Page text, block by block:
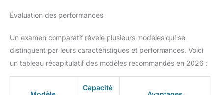
Évaluation des performances
Un examen comparatif révèle plusieurs modèles qui se
distinguent par leurs caractéristiques et performances. Voici
un tableau récapitulatif des modèles recommandés en 2026 :
Capacité